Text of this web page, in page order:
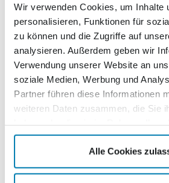
Wir verwenden Cookies, um Inhalte
personalisieren, Funktionen für
zu können und die Zugriffe auf
analysieren. Außerdem geben wir
Verwendung unserer Website an
soziale Medien, Werbung und
Partner führen diese Informationen
weiteren Daten zusammen, die Sie
gesammelt haben.
Alle Cookies
Seit dem 27. Oktober 1999 verfügt
GmbH & Co. KG über die Lizenz
Beförderung von Briefsendungen.
jährigen Jubiläums gibt der
besondere Briefmarkenedition
als Wahrzeichen von
für die selbstklebenden
schmückt die Standardbriefmarke.
Kompaktbriefmarke ist das
Die Gro&szuml;briefmarke zeigt
die Maxibriefmarke wurde die
ausgewählt. Ein wunderschönes